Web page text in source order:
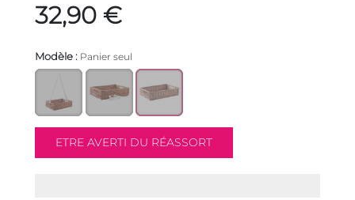
32,90 €
Modèle : Panier seul